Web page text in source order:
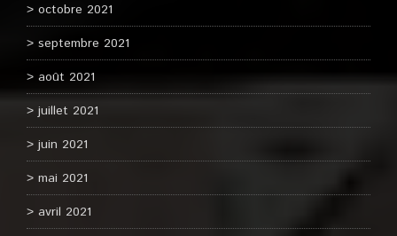
octobre 2021
septembre 2021
août 2021
juillet 2021
juin 2021
mai 2021
avril 2021